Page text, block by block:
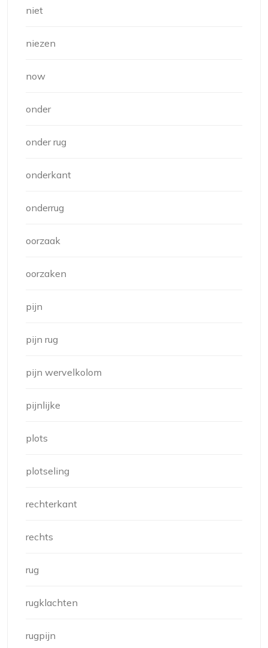
niet
niezen
now
onder
onder rug
onderkant
onderrug
oorzaak
oorzaken
pijn
pijn rug
pijn wervelkolom
pijnlijke
plots
plotseling
rechterkant
rechts
rug
rugklachten
rugpijn